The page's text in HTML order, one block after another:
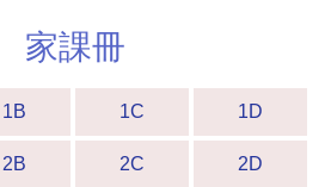
家課冊
1B 1C 1D
2B 2C 2D